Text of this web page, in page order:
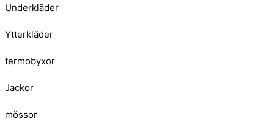
Underkläder
Ytterkläder
termobyxor
Jackor
mössor